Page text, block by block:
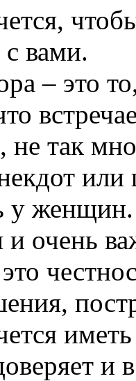
вами.
– это
не так
у женщин.
очень
и